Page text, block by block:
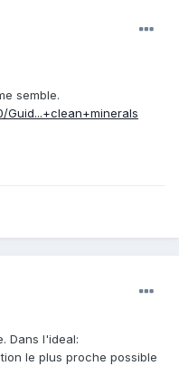
semble.
Dans l'ideal:
le plus proche possible